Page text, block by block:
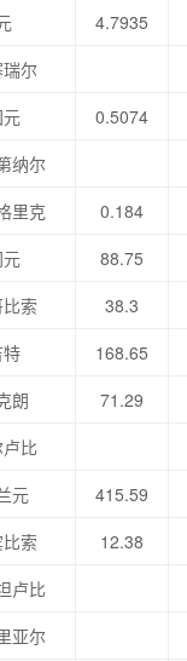
4.7935
尔
0.5074
纳尔
里克
0.184
88.75
索
38.3
168.65
朗
71.29
比
元
415.59
索
12.38
卢比
亚尔